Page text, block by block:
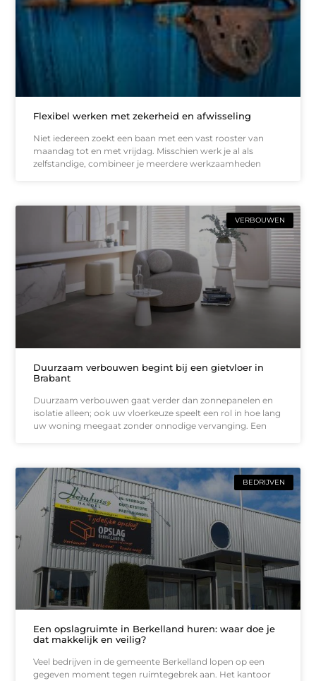
Flexibel werken met zekerheid en afwisseling
Niet iedereen zoekt een baan met een vast rooster van
maandag tot en met vrijdag. Misschien werk je al als
zelfstandige, combineer je meerdere werkzaamheden
VERBOUWEN
Duurzaam verbouwen begint bij een gietvloer in
Brabant
Duurzaam verbouwen gaat verder dan zonnepanelen en
isolatie alleen; ook uw vloerkeuze speelt een rol in hoe lang
uw woning meegaat zonder onnodige vervanging. Een
BEDRIJVEN
Een opslagruimte in Berkelland huren: waar doe je
dat makkelijk en veilig?
Veel bedrijven in de gemeente Berkelland lopen op een
gegeven moment tegen ruimtegebrek aan. Het kantoor